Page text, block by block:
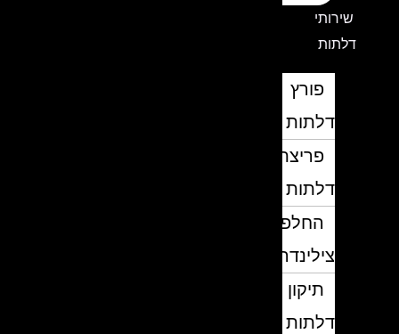
שירותי
דלתות
פורץ
דלתות
פריצת
דלתות
החלפת
צילינדרים
תיקון
דלתות